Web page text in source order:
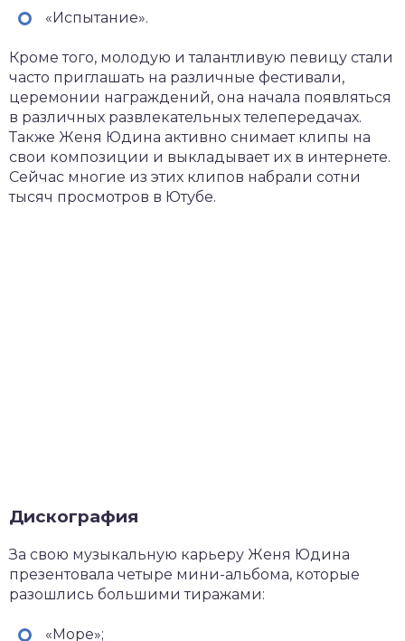
«Испытание».
Кроме того, молодую и талантливую певицу стали
часто приглашать на различные фестивали,
церемонии награждений, она начала появляться
в различных развлекательных телепередачах.
Также Женя Юдина активно снимает клипы на
свои композиции и выкладывает их в интернете.
Сейчас многие из этих клипов набрали сотни
тысяч просмотров в Ютубе.
Дискография
За свою музыкальную карьеру Женя Юдина
презентовала четыре мини-альбома, которые
разошлись большими тиражами:
«Море»;